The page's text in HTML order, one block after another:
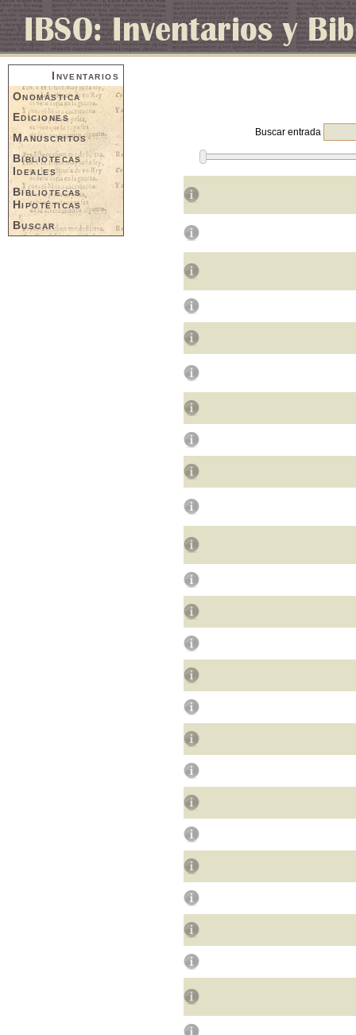
Inventarios
Onomástica
Ediciones
Manuscritos
Bibliotecas
Ideales
Bibliotecas
Hipotéticas
Buscar
Buscar entrada